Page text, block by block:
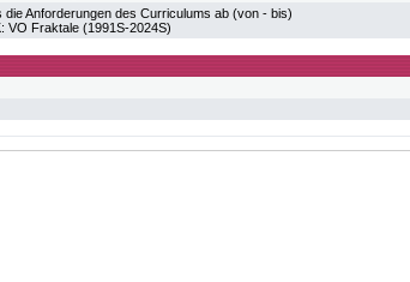
die Anforderungen des Curriculums ab (von - bis)
VO Fraktale (1991S-2024S)